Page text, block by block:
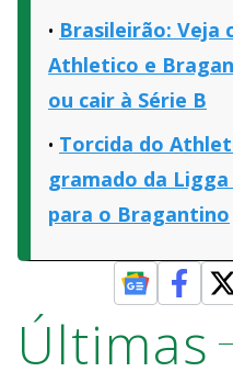
Brasileirão: Veja
Athletico e
ou cair à Série B
Torcida do
gramado da
para o Bragantino
Últimas